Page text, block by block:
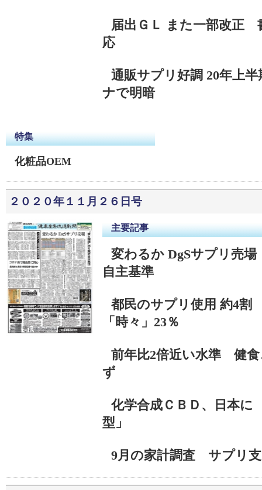
届出ＧＬ また一部改正
応
通販サプリ好調 20年上
ナで明暗
特集
化粧品OEM
２０２０年１１月２６日号
主要記事
変わるか DgSサプリ売
自主基準
都民のサプリ使用 約4割
「時々」23％
前年比2倍近い水準 健食
ず
化学合成ＣＢＤ、日本
型」
9月の家計調査 サプリ